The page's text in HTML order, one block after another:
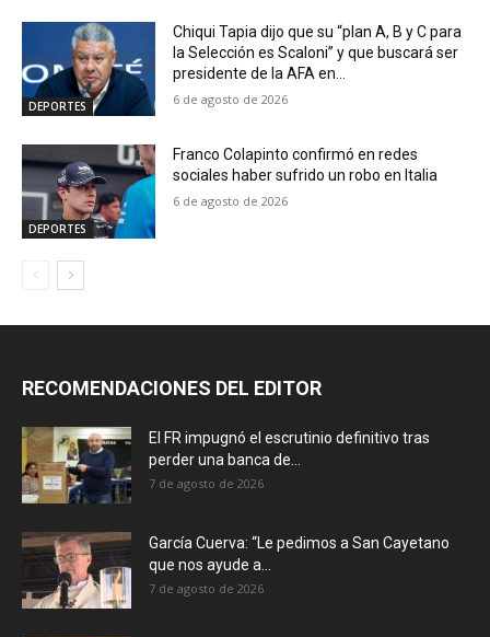
DEPORTES
Chiqui Tapia dijo que su “plan A, B y C para
la Selección es Scaloni” y que buscará ser
presidente de la AFA en...
6 de agosto de 2026
DEPORTES
Franco Colapinto confirmó en redes
sociales haber sufrido un robo en Italia
6 de agosto de 2026
RECOMENDACIONES DEL EDITOR
El FR impugnó el escrutinio definitivo tras
perder una banca de...
7 de agosto de 2026
García Cuerva: “Le pedimos a San Cayetano
que nos ayude a...
7 de agosto de 2026